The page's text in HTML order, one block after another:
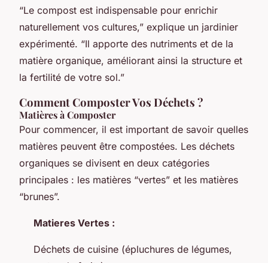
“Le compost est indispensable pour enrichir
naturellement vos cultures,” explique un jardinier
expérimenté. “Il apporte des nutriments et de la
matière organique, améliorant ainsi la structure et
la fertilité de votre sol.”
Comment Composter Vos Déchets ?
Matières à Composter
Pour commencer, il est important de savoir quelles
matières peuvent être compostées. Les déchets
organiques se divisent en deux catégories
principales : les matières “vertes” et les matières
“brunes”.
Matieres Vertes :
Déchets de cuisine (épluchures de légumes,